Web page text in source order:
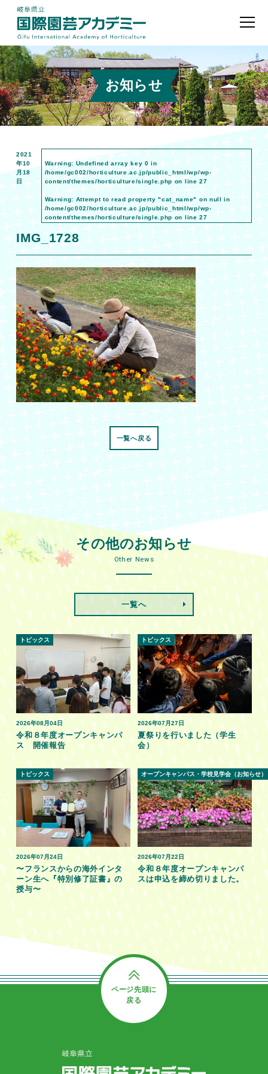
お知らせ
2021
年10
月18
日
Warning: Undefined array key 0 in
/home/gc002/horticulture.ac.jp/public_html/wp/wp-
content/themes/horticulture/single.php on line27
Warning: Attempt to read property "cat_name" on null in
/home/gc002/horticulture.ac.jp/public_html/wp/wp-
content/themes/horticulture/single.php on line27
IMG_1728
一覧へ戻る
その他のお知らせ
Other News
一覧へ
2026年08月04日
トピックス
令和８年度オープンキャンパ
ス 開催報告
2026年07月27日
トピックス
夏祭りを行いました（学生
会）
2026年07月24日
トピックス
〜フランスからの海外インタ
ーン生へ『特別修了証書』の
授与〜
2026年07月22日
オープンキャンパス・学校見学会（お知らせ）
令和８年度オープンキャンパ
スは申込を締め切りました。
ページ先頭に
戻る